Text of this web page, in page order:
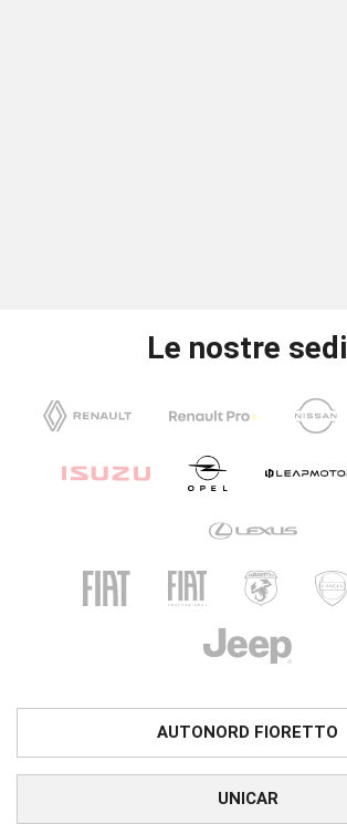
Le nostre sedi
AUTONORD FIORETTO
UNICAR